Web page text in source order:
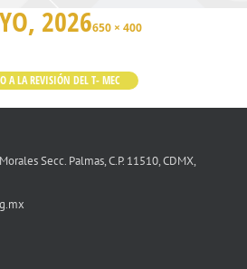
2026650 × 400
A LA REVISIÓN DEL T- MEC
Secc. Palmas, C.P. 11510, CDMX,